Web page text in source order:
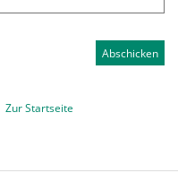
Abschicken
Zur Startseite